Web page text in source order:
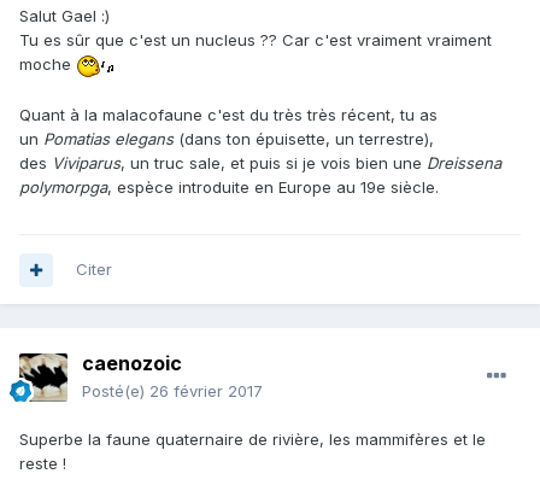
Salut Gael :)
Tu es sûr que c'est un nucleus ?? Car c'est vraiment vraiment
moche
Quant à la malacofaune c'est du très très récent, tu as
un Pomatias elegans (dans ton épuisette, un terrestre),
des Viviparus, un truc sale, et puis si je vois bien une Dreissena
polymorpga, espèce introduite en Europe au 19e siècle.
Citer
caenozoic
Posté(e) 26 février 2017
Superbe la faune quaternaire de rivière, les mammifères et le
reste !